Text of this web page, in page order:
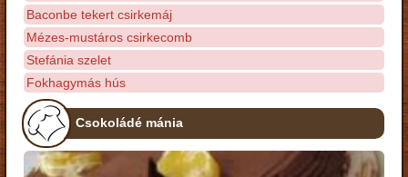
Baconbe tekert csirkemáj
Mézes-mustáros csirkecomb
Stefánia szelet
Fokhagymás hús
Csokoládé mánia